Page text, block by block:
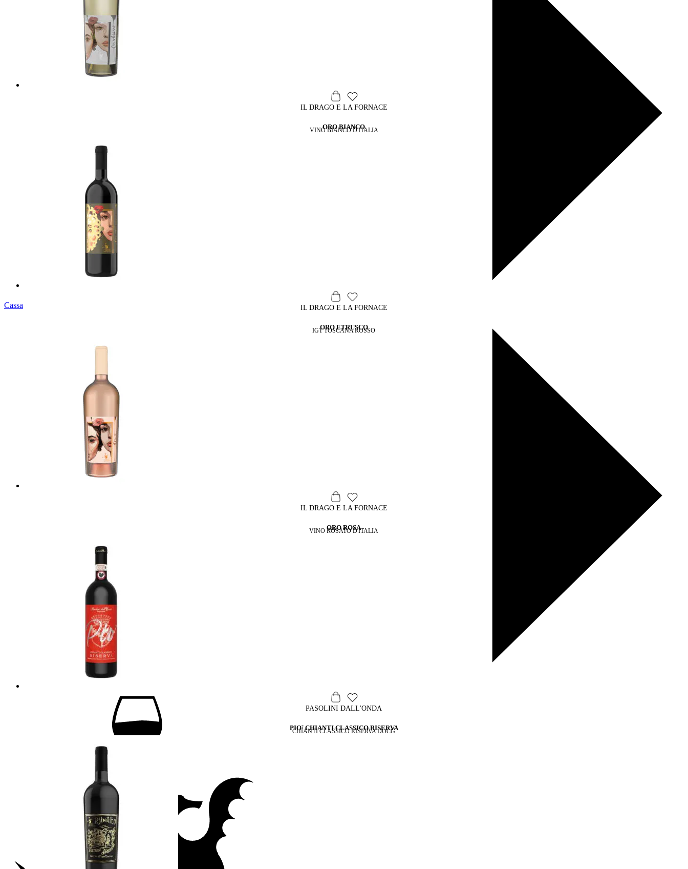
Cassa
IL DRAGO E LA FORNACE
ORO BIANCO
VINO BIANCO D'ITALIA
IL DRAGO E LA FORNACE
ORO ETRUSCO
IGT TOSCANA ROSSO
IL DRAGO E LA FORNACE
ORO ROSA
VINO ROSATO D'ITALIA
PASOLINI DALL'ONDA
PIO⁷ CHIANTI CLASSICO RISERVA
CHIANTI CLASSICO RISERVA DOCG